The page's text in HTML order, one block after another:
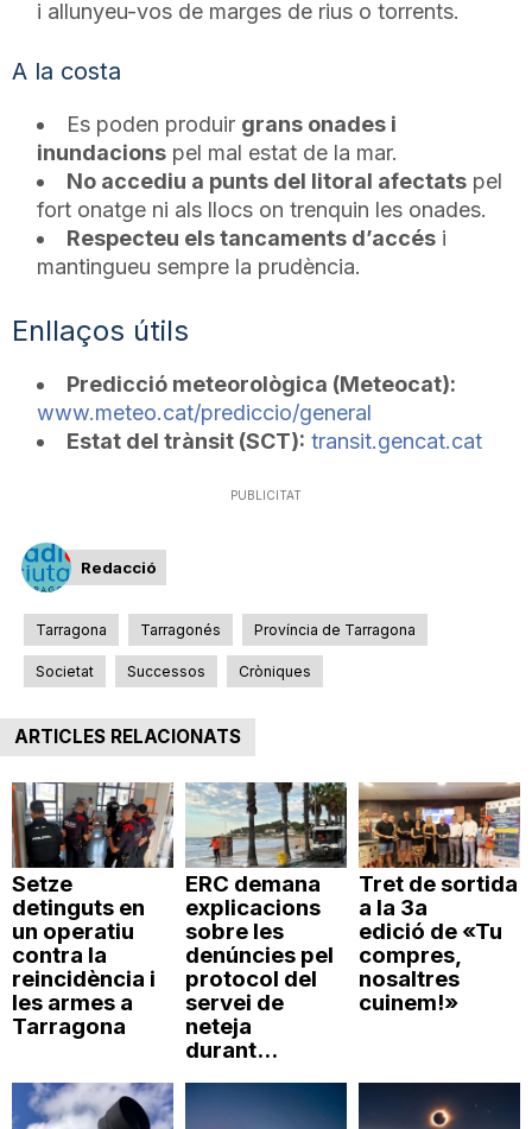
i allunyeu-vos de marges de rius o torrents.
A la costa
Es poden produir grans onades i
inundacions pel mal estat de la mar.
No accediu a punts del litoral afectats pel
fort onatge ni als llocs on trenquin les onades.
Respecteu els tancaments d’accés i
mantingueu sempre la prudència.
Enllaços útils
Predicció meteorològica (Meteocat):
www.meteo.cat/prediccio/general
Estat del trànsit (SCT): transit.gencat.cat
PUBLICITAT
Redacció
Tarragona Tarragonés Província de Tarragona
Societat Successos Cròniques
ARTICLES RELACIONATS
Setze
detinguts en
un operatiu
contra la
reincidència i
les armes a
Tarragona
ERC demana
explicacions
sobre les
denúncies pel
protocol del
servei de
neteja
durant...
Tret de sortida
a la 3a
edició de «Tu
compres,
nosaltres
cuinem!»